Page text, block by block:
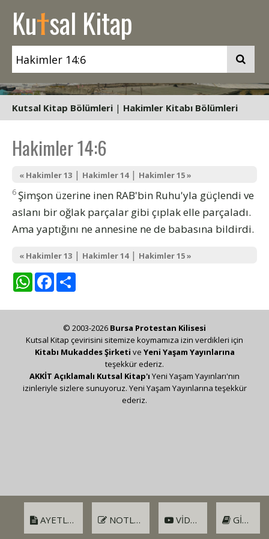
Kutsal Kitap
Kutsal Kitap Bölümleri | Hakimler Kitabı Bölümleri
Hakimler 14:6
« Hakimler 13 | Hakimler 14| Hakimler 15 »
6 Şimşon üzerine inen RAB'bin Ruhu'yla güçlendi ve
aslanı bir oğlak parçalar gibi çıplak elle parçaladı.
Ama yaptığını ne annesine ne de babasına bildirdi.
« Hakimler 13 | Hakimler 14| Hakimler 15 »
WhatsAppFacebook
AYETLER NOTLAR VIDEO GIRIŞ
© 2003-2026 Bursa Protestan Kilisesi
Kutsal Kitap çevirisini sitemize koymamıza izin verdikleri için
Kitabı Mukaddes Şirketi ve Yeni Yaşam Yayınlarına
teşekkür ederiz.
AKKİT Açıklamalı Kutsal Kitap'ı Yeni Yaşam Yayınları'nın
izinleriyle sizlere sunuyoruz. Yeni Yaşam Yayınlarına teşekkür
ederiz.